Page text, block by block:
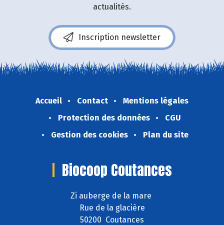
actualités.
Inscription newsletter
Accueil Contact
Mentions légales
Protection des données
CGU
Gestion des cookies
Plan du site
Biocoop Coutances
Zi auberge de la mare
Rue de la glacière
50200 Coutances